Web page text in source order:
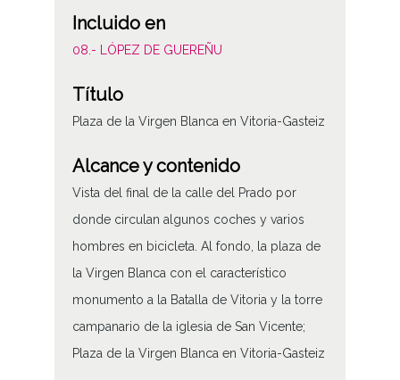
Incluido en
08.- LÓPEZ DE GUEREÑU
Título
Plaza de la Virgen Blanca en Vitoria-Gasteiz
Alcance y contenido
Vista del final de la calle del Prado por
donde circulan algunos coches y varios
hombres en bicicleta. Al fondo, la plaza de
la Virgen Blanca con el característico
monumento a la Batalla de Vitoria y la torre
campanario de la iglesia de San Vicente;
Plaza de la Virgen Blanca en Vitoria-Gasteiz